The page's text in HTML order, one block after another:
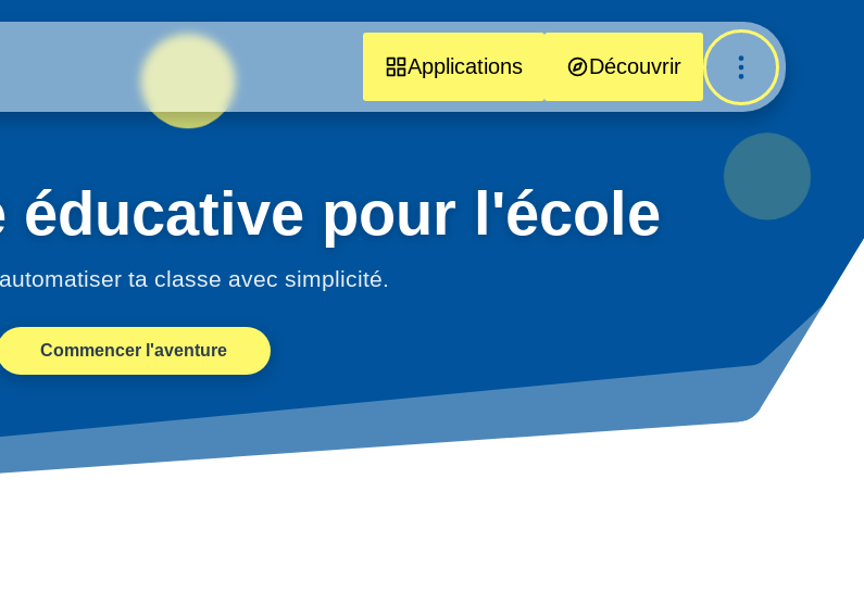
Applications Découvrir
éducative pour l'école
ta classe avec simplicité.
Commencer l'aventure